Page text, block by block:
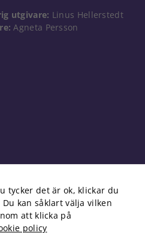
utgivare: Linus Hellerstedt
Agneta Persson
tycker det är ok, klickar du
kan såklart välja vilken
att klicka på
policy